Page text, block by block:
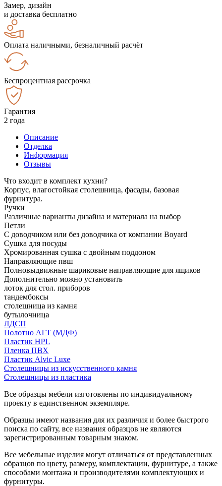
Замер, дизайн
и доставка бесплатно
Оплата наличными, безналичный расчёт
Беспроцентная рассрочка
Гарантия
2 года
Описание
Отделка
Информация
Отзывы
Что входит в комплект кухни?
Корпус, влагостойкая столешница, фасады, базовая
фурнитура.
Ручки
Различные варианты дизайна и материала на выбор
Петли
С доводчиком или без доводчика от компании Boyard
Сушка для посуды
Хромированная сушка с двойным поддоном
Направляющие пвш
Полновыдвижные шариковые направляющие для ящиков
Дополнительно можно установить
лоток для стол. приборов
тандембоксы
столешница из камня
бутылочница
ЛДСП
Полотно АГТ (МДФ)
Пластик HPL
Пленка ПВХ
Пластик Alvic Luxe
Столешницы из искусственного камня
Столешницы из пластика
Все образцы мебели изготовлены по индивидуальному
проекту в единственном экземпляре.
Образцы имеют названия для их различия и более быстрого
поиска по сайту, все названия образцов не являются
зарегистрированным товарным знаком.
Все мебельные изделия могут отличаться от представленных
образцов по цвету, размеру, комплектации, фурнитуре, а также
способами монтажа и производителями комплектующих и
фурнитуры.